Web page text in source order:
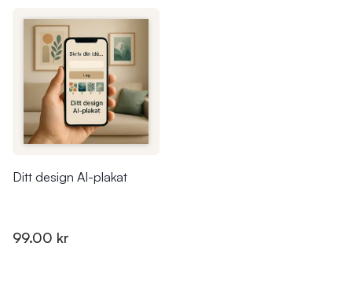
Ditt design AI-plakat
99.00 kr